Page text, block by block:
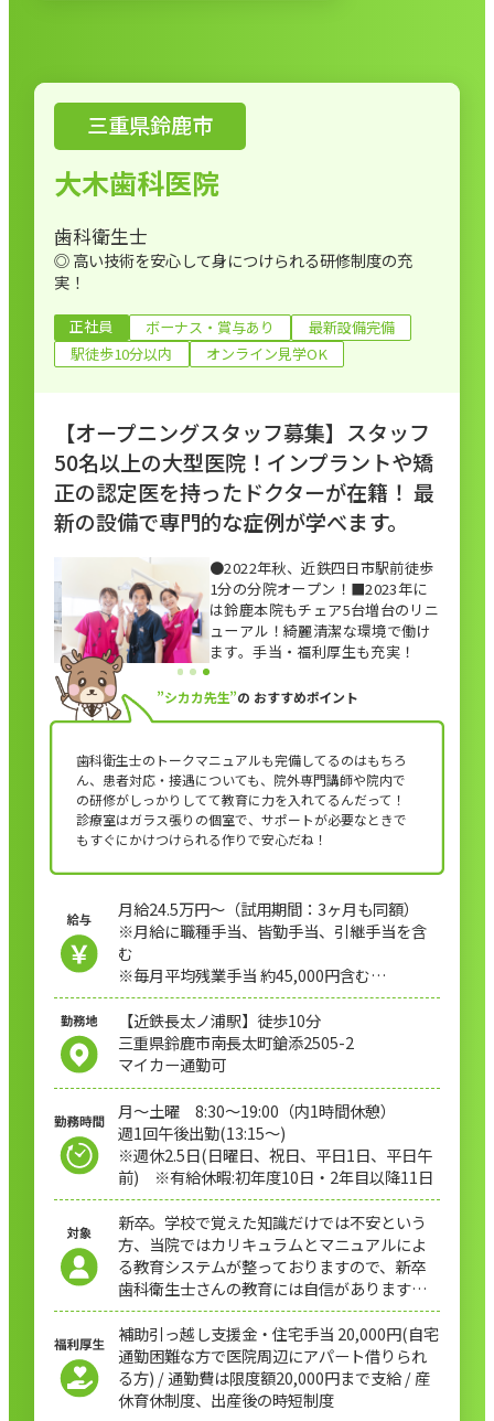
三重県鈴鹿市
大木歯科医院
歯科衛生士
◎ 高い技術を安心して身につけられる研修制度の充
実！
正社員 ボーナス・賞与あり
最新設備完備
駅徒歩10分以内
オンライン見学OK
【オープニングスタッフ募集】スタッフ
50名以上の大型医院！インプラントや矯
正の認定医を持ったドクターが在籍！ 最
新の設備で専門的な症例が学べます。
●2022年秋、近鉄四日市駅前徒歩
1分の分院オープン！■2023年に
は鈴鹿本院もチェア5台増台のリニ
ューアル！綺麗清潔な環境で働け
ます。手当・福利厚生も充実！
”シカカ先生”の おすすめポイント
歯科衛生士のトークマニュアルも完備してるのはもちろ
ん、患者対応・接遇についても、院外専門講師や院内で
の研修がしっかりしてて教育に力を入れてるんだって！
診療室はガラス張りの個室で、サポートが必要なときで
もすぐにかけつけられる作りで安心だね！
月給24.5万円〜（試用期間：3ヶ月も同額）
※月給に職種手当、皆勤手当、引継手当を含
む
※毎月平均残業手当 約45,000円含む
※時間数により変動あり
【近鉄長太ノ浦駅】徒歩10分
三重県鈴鹿市南長太町鎗添2505-2
マイカー通勤可
月〜土曜 8:30〜19:00（内1時間休憩）
週1回午後出勤(13:15〜)
※週休2.5日(日曜日、祝日、平日1日、平日午
前) ※有給休暇:初年度10日・2年目以降11日
新卒。学校で覚えた知識だけでは不安という
方、当院ではカリキュラムとマニュアルによ
る教育システムが整っておりますので、新卒
歯科衛生士さんの教育には自信があります！
アポイント枠も教育期間中は60分〜で無理の
ない診療です。
補助引っ越し支援金・住宅手当 20,000円(自宅
通勤困難な方で医院周辺にアパート借りられ
る方) / 通勤費は限度額20,000円まで支給 / 産
休育休制度、出産後の時短制度